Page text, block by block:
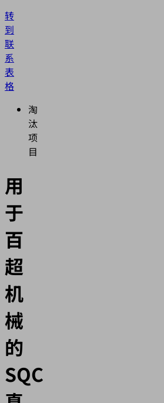
转
到
联
系
表
格
淘
汰
项
目
用
于
百
超
机
械
的
SQC